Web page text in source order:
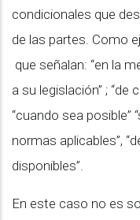
condicionales que
de las partes. Como
que señalan: “en la
a su legislación” ; “de
“cuando sea posible”
normas aplicables”,
disponibles”.
En este caso no es